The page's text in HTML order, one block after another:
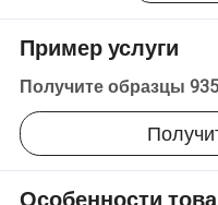
Пример услуги
Получите образцы
Особенности